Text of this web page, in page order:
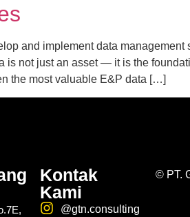
and implement data
is not just an asset — it is the
the most valuable E&P data […]
Kontak
Kami
@gtn.consulting
© PT.